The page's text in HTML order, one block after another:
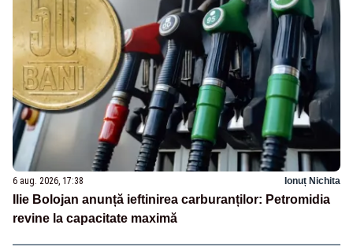
6 aug. 2026, 17:38 Ionuț Nichita
Ilie Bolojan anunță ieftinirea carburanților: Petromidia
revine la capacitate maximă